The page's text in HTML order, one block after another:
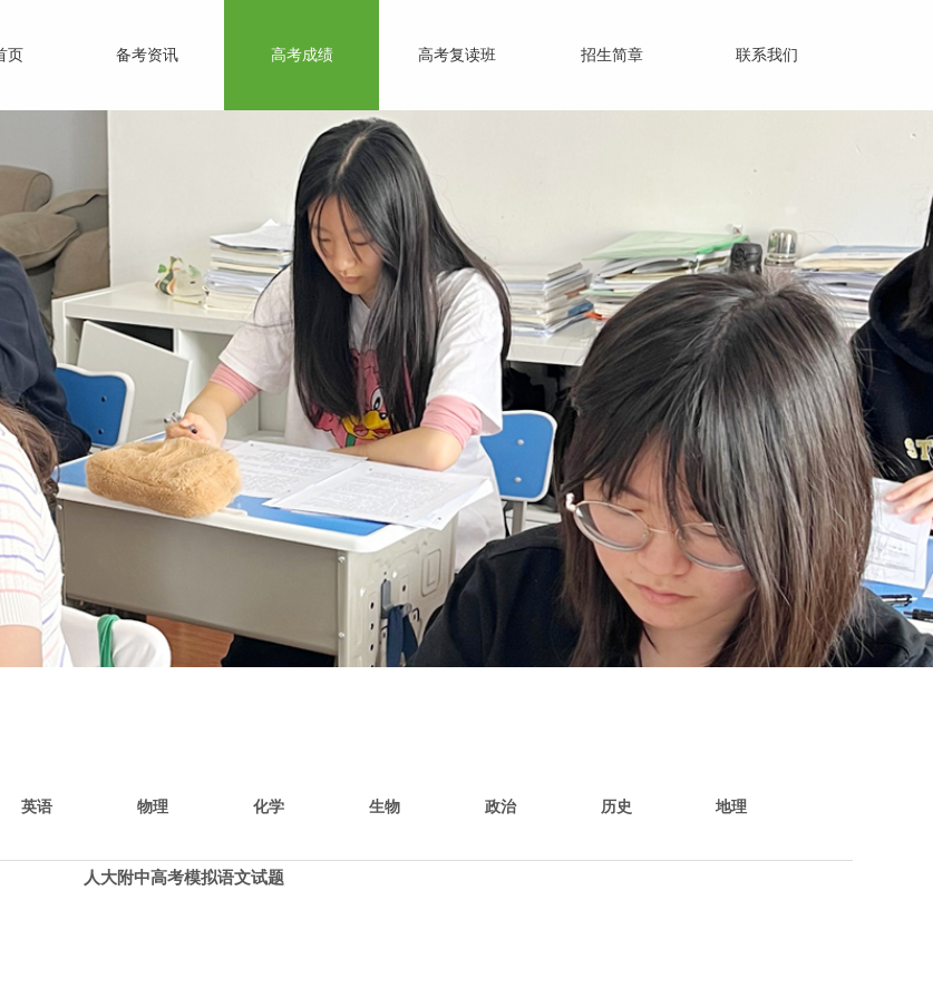
页 备考资讯 高考成绩 高考复读班 招生简章 联系我们
百尺竿头 更进一步
教育的伟大目标不只是装饰而是训练心灵，使具备有用的能力
而非填塞前人经验的累积。
——(美）爱德华兹
英语 物理 化学 生物 政治 历史 地理
人大附中高考模拟语文试题